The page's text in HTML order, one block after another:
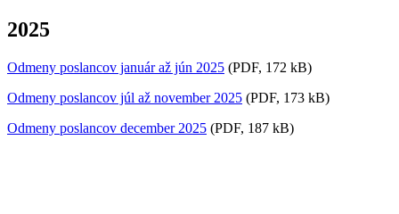
2025
Odmeny poslancov január až jún 2025 (PDF, 172 kB)
Odmeny poslancov júl až november 2025 (PDF, 173 kB)
Odmeny poslancov december 2025 (PDF, 187 kB)